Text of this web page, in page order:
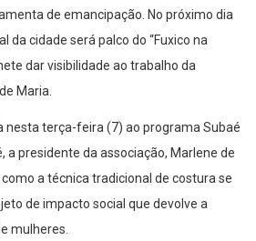
de emancipação. No próximo dia
da cidade será palco do “Fuxico na
dar visibilidade ao trabalho da
Maria.
nesta terça-feira (7) ao programa Subaé
a presidente da associação, Marlene de
a técnica tradicional de costura se
de impacto social que devolve a
mulheres.